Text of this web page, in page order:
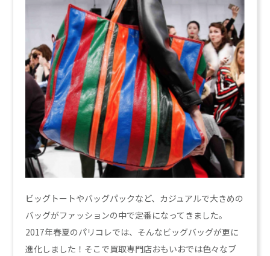
ビッグトートやバッグパックなど、カジュアルで大きめの
バッグがファッションの中で定番になってきました。
2017年春夏のパリコレでは、そんなビッグバッグが更に
進化しました！そこで買取専門店おもいおでは色々なブ